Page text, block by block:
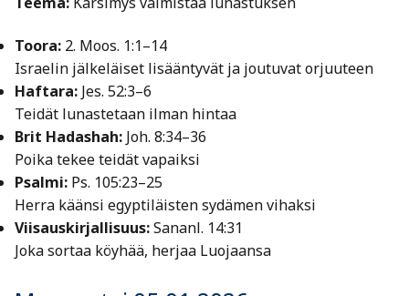
Toora: 2. Moos. 1:1–14
Israelin jälkeläiset lisääntyvät ja joutuvat orjuuteen
Haftara: Jes. 52:3–6
Teidät lunastetaan ilman hintaa
Brit Hadashah: Joh. 8:34–36
Poika tekee teidät vapaiksi
Psalmi: Ps. 105:23–25
Herra käänsi egyptiläisten sydämen vihaksi
Viisauskirjallisuus:Sananl. 14:31
Joka sortaa köyhää, herjaa Luojaansa